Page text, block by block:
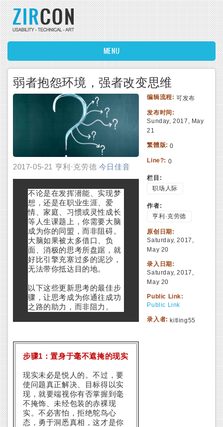
Skip to main content
MENU
弱者抱怨环境，强者改变思维
2017-05-21 亨利·克劳德 今日佳音
不论是在发挥潜能、实现梦
想，还是在职业生涯、爱
情、家庭、习惯或灵性成长
等人生课题上，你需要大脑
成为你的同盟，而非阻碍。
大脑如果被太多借口、负
面、消极的思考所盘踞，就
好比引擎充塞过多的泥沙，
无法带你抵达目的地。
以下这些更新思考的最佳步
骤，让思考成为你通往成功
之路的助力，而非阻力。
步骤1 ：置身于毫不遮掩的现实
现实未必是悦人的。不过，要
使问题真正解决、目标得以实
现，就要端视你有否掌握到毫
不掩饰、未经包装的赤裸现
实。不必害怕，拒绝鸵鸟心
态，勇于洞悉真相，这才是你
编辑流程:可发布
发布时间:
Sunday, 2017, May
21
繁體版:0
Line?: 0
栏目:
职场人际
作者:
亨利·克劳德
原创日期:
Saturday, 2017,
May 20
录入日期:
Saturday, 2017,
May 20
Public Link:
Public Link
录入者:kitling55